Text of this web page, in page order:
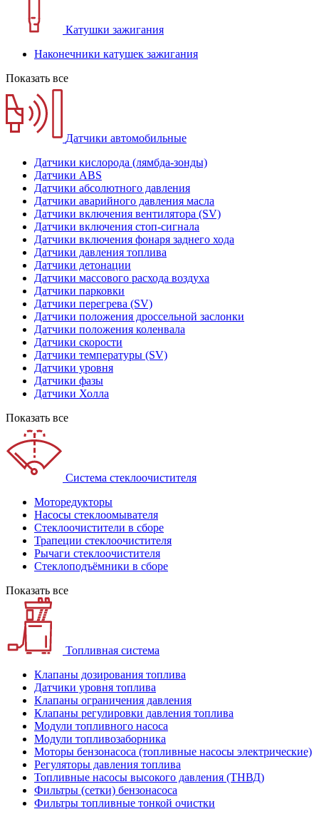
Катушки зажигания
Наконечники катушек зажигания
Показать все
Датчики автомобильные
Датчики кислорода (лямбда-зонды)
Датчики ABS
Датчики абсолютного давления
Датчики аварийного давления масла
Датчики включения вентилятора (SV)
Датчики включения стоп-сигнала
Датчики включения фонаря заднего хода
Датчики давления топлива
Датчики детонации
Датчики массового расхода воздуха
Датчики парковки
Датчики перегрева (SV)
Датчики положения дроссельной заслонки
Датчики положения коленвала
Датчики скорости
Датчики температуры (SV)
Датчики уровня
Датчики фазы
Датчики Холла
Показать все
Система стеклоочистителя
Моторедукторы
Насосы стеклоомывателя
Стеклоочистители в сборе
Трапеции стеклоочистителя
Рычаги стеклоочистителя
Стеклоподъёмники в сборе
Показать все
Топливная система
Клапаны дозирования топлива
Датчики уровня топлива
Клапаны ограничения давления
Клапаны регулировки давления топлива
Модули топливного насоса
Модули топливозаборника
Моторы бензонасоса (топливные насосы электрические)
Регуляторы давления топлива
Топливные насосы высокого давления (ТНВД)
Фильтры (сетки) бензонасоса
Фильтры топливные тонкой очистки